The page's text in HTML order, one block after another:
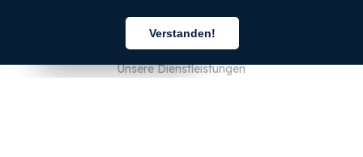
Verstanden!
Über uns
Unsere Dienstleistungen
Deutsch
Deutsch
Deutsch